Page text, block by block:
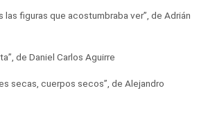
las figuras que acostumbraba ver”, de Adrián
de Daniel Carlos Aguirre
secas, cuerpos secos”, de Alejandro